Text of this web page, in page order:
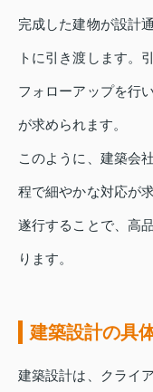
完成した建物が設計
トに引き渡します。
フォローアップを行
が求められます。
このように、建築会
程で細やかな対応が
遂行することで、高
ります。
建築設計の具
建築設計は、クライ